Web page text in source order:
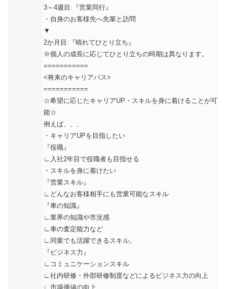
3～4週目:『営業同行』
・自身のお客様先へ先輩と訪問
▼
2か月目:『晴れてひとり立ち』
※個人の成長に応じてひとり立ちの時期は異なります。
===========
<将来のキャリアパス>
===========
☆希望に応じたキャリアUP・スキルを身に着けることが可
能☆
例えば、、、
・キャリアUPを目指したい
『役職』
∟入社2年目で役職者も目指せる
・スキルを身に着けたい
『営業スキル』
∟どんなお客様相手にも営業可能なスキル
『車の知識』
∟業界の知識や市況感
∟車の査定能力など
∟同業でも活躍できるスキル。
『ビジネス力』
∟コミュニケーションスキル
∟社内研修・外部研修制度などによるビジネス力の向上
∟市場価値の向上